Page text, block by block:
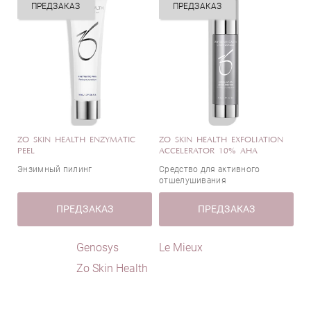
Арбутин
Аргинин
Аскорбиновая кислота (Витамин С)
Бисаболол (экстракт ромашки)
Витамин Е
Гиалуроновая кислота
Диоксид титана
Каолин
Масло жожоба
Масло ромашки
Страна
Италия
Корея
Япония
ПРЕДЗАКАЗ
ZO SKIN HEALTH ENZYMATIC
PEEL
Энзимный пилинг
ПРЕДЗАКАЗ
ПРЕДЗАКАЗ
ZO SKIN HEALTH EXFOLIATION
ACCELERATOR 10% AHA
Средство для активного
отшелушивания
ПРЕДЗАКАЗ
Genosys
Le Mieux
Zo Skin Health